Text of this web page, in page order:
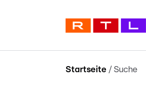
Startseite / Suche